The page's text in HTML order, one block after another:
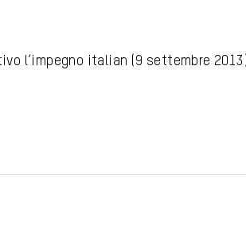
l’impegno italian (9 settembre